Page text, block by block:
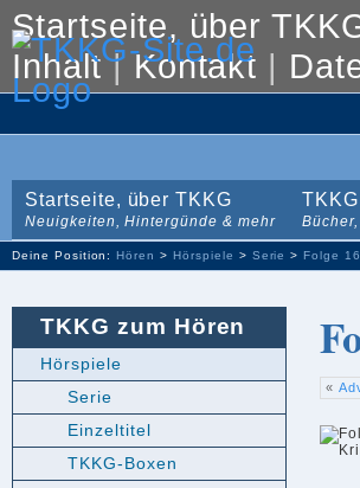
Startseite, über
Inhalt|Kontakt |
Startseite, über TKKG
Neuigkeiten, Hintergünde & mehr
Deine Position:Hören >Hörspiele > Serie >Folge
«
TKKG zum Hören
Hörspiele
Serie
Einzeltitel
TKKG-Boxen